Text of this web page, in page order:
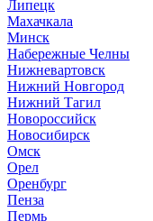
Липецк
Махачкала
Минск
Набережные Челны
Нижневартовск
Нижний Новгород
Нижний Тагил
Новороссийск
Новосибирск
Омск
Орел
Оренбург
Пенза
Пермь